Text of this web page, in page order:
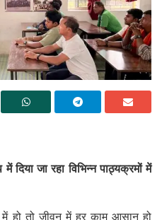
जा रहा विभिन्न पाठ्यक्रमों में
तो जीवन में हर काम आसान हो